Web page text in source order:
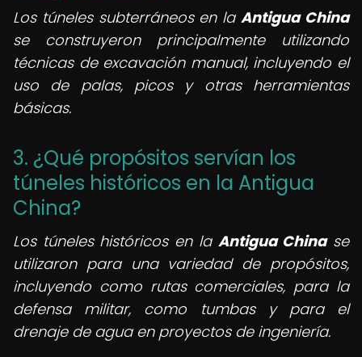
Los túneles subterráneos en laAntigua China
se construyeron principalmente utilizando
técnicas de excavación manual, incluyendo el
uso de palas, picos y otras herramientas
básicas.
3. ¿Qué propósitos servían los
túneles históricos en la Antigua
China?
Los túneles históricos en la Antigua Chinase
utilizaron para una variedad de propósitos,
incluyendo como rutas comerciales, para la
defensa militar, como tumbas y para el
drenaje de agua en proyectos de ingeniería.